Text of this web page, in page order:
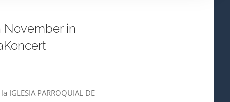
November in
PARROQUIAL DE